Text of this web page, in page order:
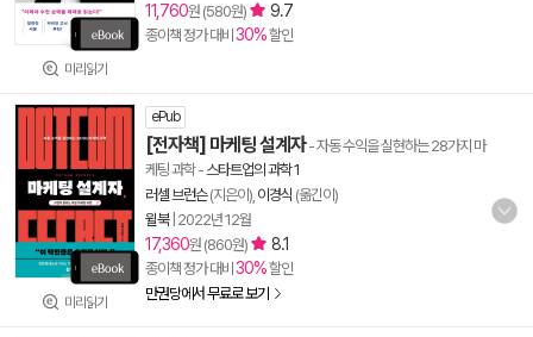
미리읽기
11,760원 (580원) 9.7
종이책 정가 대비 30%할인
미리읽기
ePub
[전자책] 마케팅 설계자- 자동 수익을 실현하는 28가지 마
케팅 과학-스타트업의 과학 1
러셀 브런슨(지은이), 이경식 (옮긴이)
윌북| 2022년 12월
17,360원 (860원) 8.1
종이책 정가 대비 30%할인
만권당에서 무료로 보기